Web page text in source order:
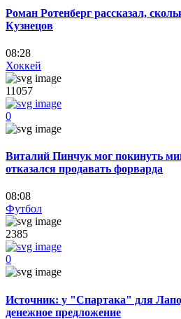
Роман Ротенберг рассказал,
Кузнецов
08:28
Хоккей
11057
0
Виталий Пинчук мог покинуть
отказался продавать форварда
08:08
Футбол
2385
0
Источник: у "Спартака" для
денежное предложение